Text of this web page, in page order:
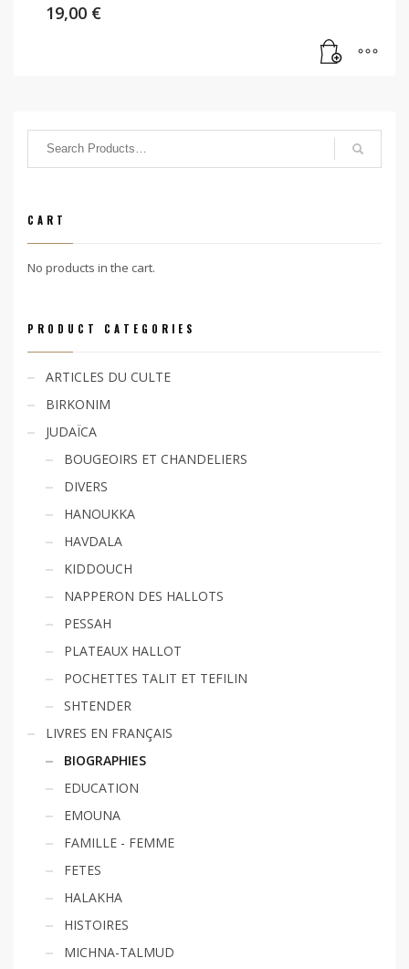
19,00 €
CART
No products in the cart.
PRODUCT CATEGORIES
ARTICLES DU CULTE
BIRKONIM
JUDAÏCA
BOUGEOIRS ET CHANDELIERS
DIVERS
HANOUKKA
HAVDALA
KIDDOUCH
NAPPERON DES HALLOTS
PESSAH
PLATEAUX HALLOT
POCHETTES TALIT ET TEFILIN
SHTENDER
LIVRES EN FRANÇAIS
BIOGRAPHIES
EDUCATION
EMOUNA
FAMILLE - FEMME
FETES
HALAKHA
HISTOIRES
MICHNA-TALMUD